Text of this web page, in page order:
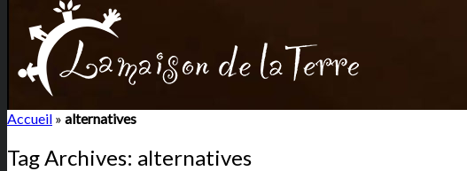
Accueil » alternatives
Tag Archives: alternatives